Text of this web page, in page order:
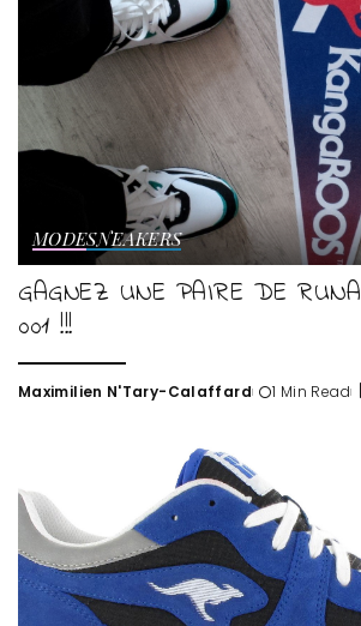
MODESNEAKERS
GAGNEZ UNE PAIRE DE
001 !!!
Posted
Maximilien N'Tary-Calaffard 1 Min Read